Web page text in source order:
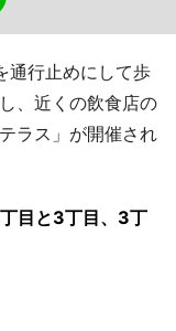
通行止めにして歩
、近くの飲食店の
ラス」が開催され
目と3丁目、3丁